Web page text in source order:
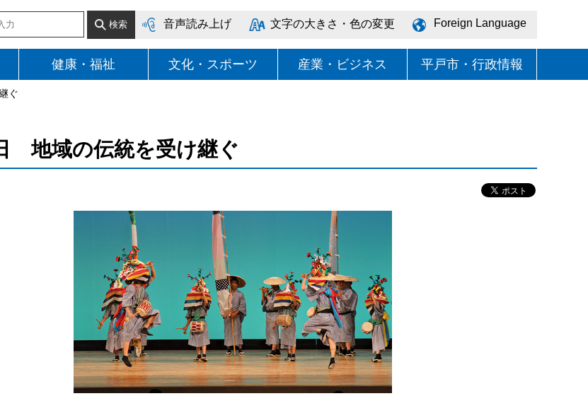
音声読み上げ 文字の大きさ・色の変更 Foreign Language
健康・福祉 文化・スポーツ 産業・ビジネス 平戸市・行政情報
ぐ
地域の伝統を受け継ぐ